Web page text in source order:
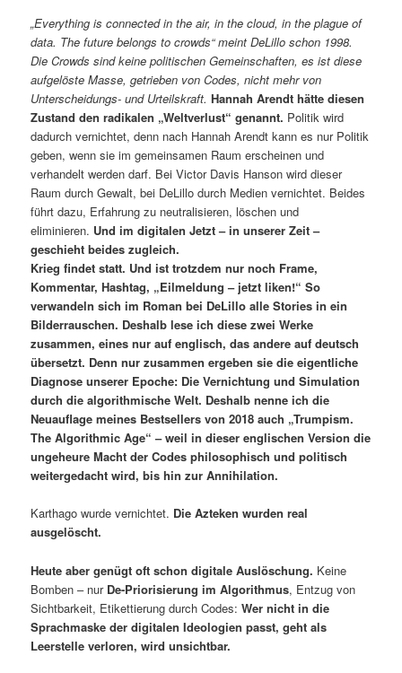
„Everything is connected in the air, in the cloud, in the plague of
data. The future belongs to crowds“ meint DeLillo schon 1998.
Die Crowds sind keine politischen Gemeinschaften, es ist diese
aufgelöste Masse, getrieben von Codes, nicht mehr von
Unterscheidungs- und Urteilskraft. Hannah Arendt hätte diesen
Zustandden radikalen „Weltverlust“ genannt. Politik wird
dadurch vernichtet, denn nach Hannah Arendt kann es nur Politik
geben, wenn sie im gemeinsamen Raum erscheinen und
verhandelt werden darf. Bei Victor Davis Hanson wird dieser
Raum durch Gewalt, bei DeLillo durch Medien vernichtet. Beides
führt dazu, Erfahrung zu neutralisieren, löschen und
eliminieren. Und im digitalen Jetzt – in unserer Zeit –
geschieht beides zugleich.
Krieg findet statt. Und ist trotzdem nur noch Frame,
Kommentar, Hashtag, „Eilmeldung – jetzt liken!“ So
verwandeln sich im Roman bei DeLillo alle Stories in ein
Bilderrauschen. Deshalb lese ich diese zwei Werke
zusammen, eines nur auf englisch, das andere auf deutsch
übersetzt. Denn nur zusammen ergeben sie die eigentliche
Diagnose unserer Epoche: Die Vernichtung und Simulation
durch die algorithmische Welt. Deshalb nenne ich die
Neuauflage meines Bestsellers von 2018 auch „Trumpism.
The Algorithmic Age“ – weil in dieser englischen Version die
ungeheure Macht der Codes philosophisch und politisch
weitergedacht wird, bis hin zur Annihilation.
Karthago wurde vernichtet. Die Azteken wurden real
ausgelöscht.
Heute aber genügt oft schon digitale Auslöschung. Keine
Bomben – nur De-Priorisierung im Algorithmus, Entzug von
Sichtbarkeit, Etikettierung durch Codes:Wer nicht in die
Sprachmaske der digitalen Ideologien passt,geht als
Leerstelle verloren, wird unsichtbar.